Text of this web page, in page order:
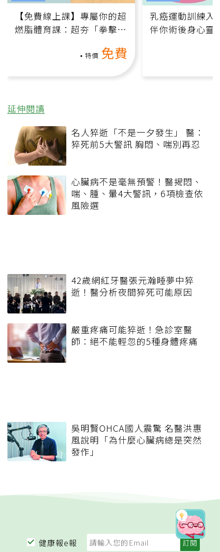
【免費線上課】專屬你的超
燃脂體育課：超夯「拳擊有
特價 免費
乳癌運動訓練入
伴你術後身心靈
延伸閱讀
名人猝逝「不是一夕發生」 醫：
猝死前5大警訊 胸悶、喘別再忍
心臟病不是毫無預警！醫揭悶、
喘、腫、暈4大警訊，6項檢查依
風險選
42歲網紅牙醫張元瀚睡夢中猝
逝！醫分析夜間猝死可能原因
嚴重疼痛可能猝逝！急診室醫
師：絕不能輕忽的5種身體疼痛
吳明賢OHCA國人震驚 名醫洪惠
風說明「為什麼心臟病總是突然
發作」
健康報e報